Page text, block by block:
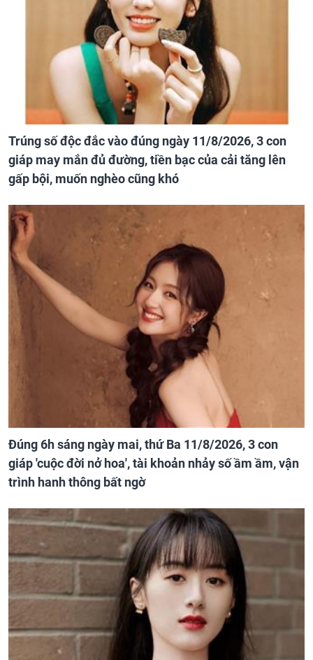
Trúng số độc đắc vào đúng ngày 11/8/2026, 3 con
giáp may mắn đủ đường, tiền bạc của cải tăng lên
gấp bội, muốn nghèo cũng khó
Đúng 6h sáng ngày mai, thứ Ba 11/8/2026, 3 con
giáp 'cuộc đời nở hoa', tài khoản nhảy số ầm ầm, vận
trình hanh thông bất ngờ